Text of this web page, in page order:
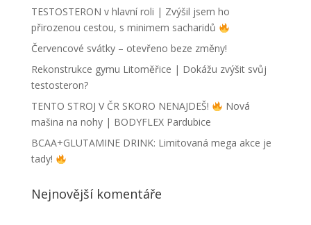
TESTOSTERON v hlavní roli | Zvýšil jsem ho
přirozenou cestou, s minimem sacharidů
Červencové svátky – otevřeno beze změny!
Rekonstrukce gymu Litoměřice | Dokážu zvýšit svůj
testosteron?
TENTO STROJ V ČR SKORO NENAJDEŠ!
Nová
mašina na nohy | BODYFLEX Pardubice
BCAA+GLUTAMINE DRINK: Limitovaná mega akce je
tady!
Nejnovější komentáře